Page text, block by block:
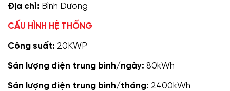
Địa chỉ: Bình Dương
CẤU HÌNH HỆ THỐNG
Công suất: 20KWP
Sản lượng điện trung bình/ngày: 80kWh
Sản lượng điện trung bình/tháng: 2400kWh